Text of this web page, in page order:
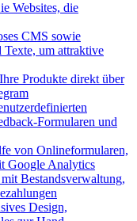
Websites, die
CMS sowie
um attraktive
Produkte direkt über
Formularen und
von Onlineformularen,
Google Analytics
Bestandsverwaltung,
Design,